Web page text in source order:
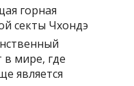
горная
секты Чхондэ
в мире, где
является